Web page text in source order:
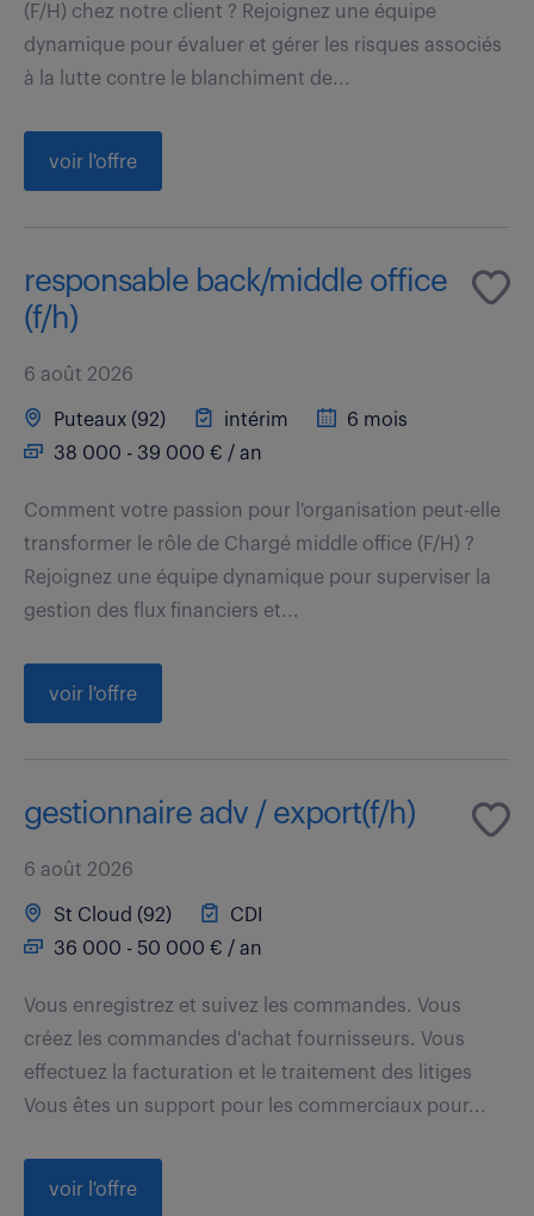
(F/H) chez notre client ? Rejoignez une équipe
dynamique pour évaluer et gérer les risques associés
à la lutte contre le blanchiment de...
voir l'offre
responsable back/middle office
(f/h)
6 août 2026
Puteaux (92) intérim
6 mois
38 000 - 39 000 € / an
Comment votre passion pour l'organisation peut-elle
transformer le rôle de Chargé middle office (F/H) ?
Rejoignez une équipe dynamique pour superviser la
gestion des flux financiers et...
voir l'offre
gestionnaire adv / export(f/h)
6 août 2026
St Cloud (92)
CDI
36 000 - 50 000 € / an
Vous enregistrez et suivez les commandes. Vous
créez les commandes d'achat fournisseurs. Vous
effectuez la facturation et le traitement des litiges
Vous êtes un support pour les commerciaux pour...
voir l'offre